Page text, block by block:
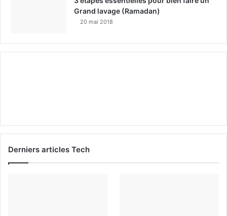
Grand lavage (Ramadan)
20 mai 2018
Derniers articles Tech